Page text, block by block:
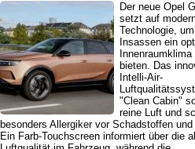
Der neue Opel
setzt auf
Technologie, um
Insassen ein
Innenraumklima
bieten. Das
Intelli-Air-
"Clean Cabin"
reine Luft und
besonders Allergiker vor Schadstoffen
Ein Farb-Touchscreen informiert über die